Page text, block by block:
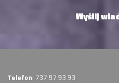
Telefon: 737 97 93 93